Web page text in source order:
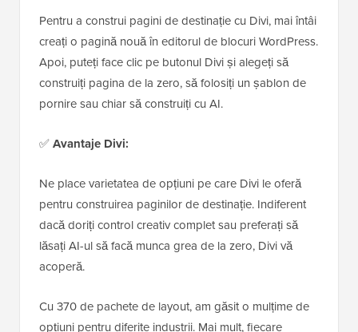
Pentru a construi pagini de destinație cu Divi, mai întâi
creați o pagină nouă în editorul de blocuri WordPress.
Apoi, puteți face clic pe butonul Divi și alegeți să
construiți pagina de la zero, să folosiți un șablon de
pornire sau chiar să construiți cu AI.
✅Avantaje Divi:
Ne place varietatea de opțiuni pe care Divi le oferă
pentru construirea paginilor de destinație. Indiferent
dacă doriți control creativ complet sau preferați să
lăsați AI-ul să facă munca grea de la zero, Divi vă
acoperă.
Cu 370 de pachete de layout, am găsit o mulțime de
opțiuni pentru diferite industrii. Mai mult, fiecare